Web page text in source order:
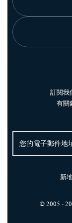
訂閱我
有關
新
© 2005 -